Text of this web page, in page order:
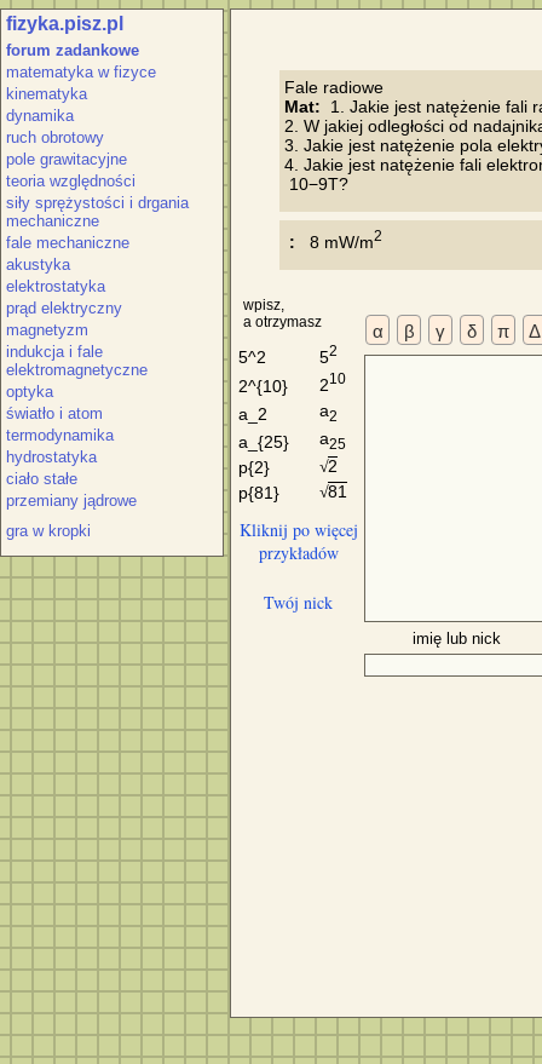
fizyka.pisz.pl
forum zadankowe
matematyka w fizyce
kinematyka
dynamika
ruch obrotowy
pole grawitacyjne
teoria względności
siły sprężystości i drgania
mechaniczne
fale mechaniczne
akustyka
elektrostatyka
prąd elektryczny
magnetyzm
indukcja i fale
elektromagnetyczne
optyka
światło i atom
termodynamika
hydrostatyka
ciało stałe
przemiany jądrowe
gra w kropki
Mat:
1. Jakie jest natężenie
2. W jakiej odległości od
3. Jakie jest natężenie pola
4. Jakie jest natężenie fali
:
   8 mW/m
2
α β γ δ π Δ
imię lub nick
wpisz,
a otrzymasz
5^2 52
2^{10} 210
a_2 a2
a_{25} a25
p{2} √2
p{81}
√81
Kliknij po więcej
przykładów
Twój nick